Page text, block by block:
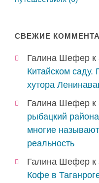
СВЕЖИЕ
Галина Шефер к
Китайском
хутора
Галина Шефер к
рыбацкий
многие
реальность
Галина Шефер к
Кофе в